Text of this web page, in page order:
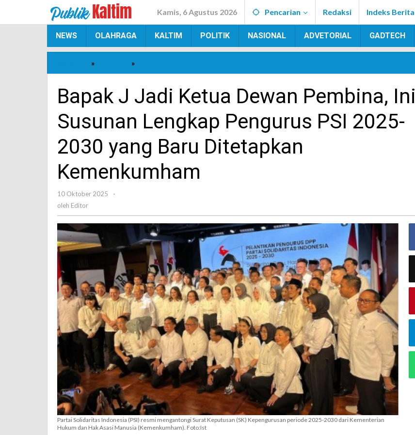
Kamis, 6 Agustus 2026 Pencarian Redaksi Indeks Berita
NEWS OLAHRAGA KALTIM POLITIK NASIONAL ADVETORIAL GADTECH
» »
J
Ketua
Pembina,
Susunan
Lengkap
Pengurus
PSI
yang
Baru
Ditetapkan
Kemenkumham
Bapak J Jadi Ketua Dewan Pembina, Ini
Susunan Lengkap Pengurus PSI 2025-
2030 yang Baru Ditetapkan
Kemenkumham
10 Oktober 2025
oleh
-
oleh Editor
Partai Solidaritas Indonesia (PSI) resmi mengantongi Surat Keputusan (SK) Kepengurusan periode 2025-2030 dari Kementerian
Hukum dan Hak Asasi Manusia (Kemenkumham). Foto:Ist